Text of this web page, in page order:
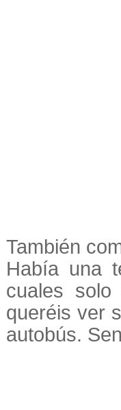
También
Había una
cuales
queréis ver
autobús.